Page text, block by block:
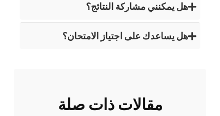
هل يمكنني مشاركة النتائج؟
هل يساعدك على اجتياز الامتحان؟
مقالات ذات صلة